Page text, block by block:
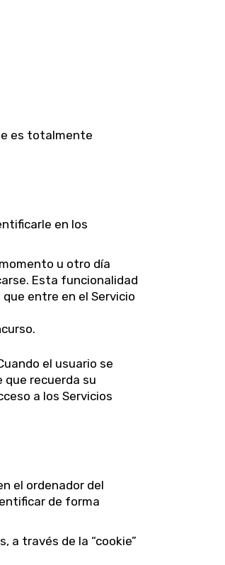
es totalmente
en los
u otro día
Esta funcionalidad
entre en el Servicio
el usuario se
que recuerda su
a los Servicios
el ordenador del
de forma
a través de la “cookie”